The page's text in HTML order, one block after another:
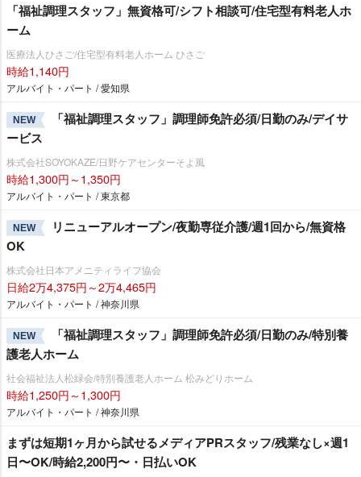
「福祉調理スタッフ」無資格可/シフト相談可/住宅型有料老人ホ
ーム
医療法人ひさご/住宅型有料老人ホーム ひさご
時給1,140円
アルバイト・パート / 愛知県
NEW
「福祉調理スタッフ」調理師免許必須/日勤のみ/デイサ
ービス
株式会社SOYOKAZE/日野ケアセンターそよ風
時給1,300円～1,350円
アルバイト・パート / 東京都
NEW
リニューアルオープン/夜勤専従介護/週1回から/無資格
OK
株式会社日本アメニティライフ協会
日給2万4,375円～2万4,465円
アルバイト・パート / 神奈川県
NEW
「福祉調理スタッフ」調理師免許必須/日勤のみ/特別養
護老人ホーム
社会福祉法人松緑会/特別養護老人ホーム 松みどりホーム
時給1,250円～1,300円
アルバイト・パート / 神奈川県
まずは短期1ヶ月から試せるメディアPRスタッフ/残業なし×週1
日〜OK/時給2,200円〜・日払いOK